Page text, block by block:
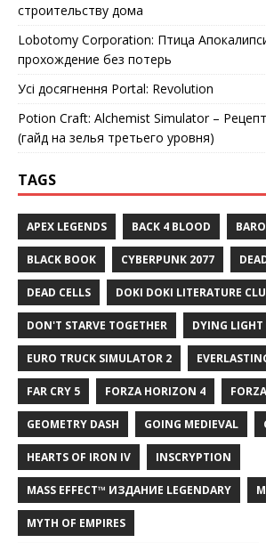
строительству дома
Lobotomy Corporation: Птица
прохождение без потерь
Усі досягнення Portal: Revolution
Potion Craft: Alchemist Simulator –
(гайд на зелья третьего уровня)
TAGS
APEX LEGENDS BACK 4 BLOOD
BLACK BOOK CYBERPUNK 2077
DEAD CELLS DOKI DOKI LITERATURE
DON'T STARVE TOGETHER DYING LIGHT
EURO TRUCK SIMULATOR 2
FAR CRY 5 FORZA HORIZON 4
GEOMETRY DASH GOING MEDIEVAL
HEARTS OF IRON IV INSCRYPTION
MASS EFFECT™ ИЗДАНИЕ LEGENDARY
MYTH OF EMPIRES